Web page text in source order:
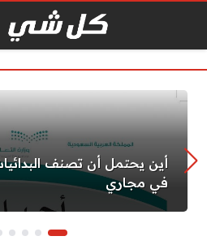
أين يحتمل أن تصنف
في مجاري